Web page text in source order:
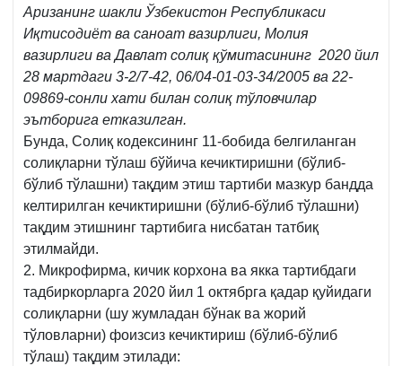
Аризанинг шакли Ўзбекистон Республикаси
Иқтисодиёт ва саноат вазирлиги, Молия
вазирлиги ва Давлат солиқ қўмитасининг 2020 йил
28 мартдаги 3-2/7-42, 06/04‑01‑03-34/2005 ва 22-
09869-сонли хати билан солиқ тўловчилар
эътборига етказилган.
Бунда, Солиқ кодексининг 11-бобида белгиланган
солиқларни тўлаш бўйича кечиктиришни (бўлиб-
бўлиб тўлашни) тақдим этиш тартиби мазкур бандда
келтирилган кечиктиришни (бўлиб-бўлиб тўлашни)
тақдим этишнинг тартибига нисбатан татбиқ
этилмайди.
2. Микрофирма, кичик корхона ва якка тартибдаги
тадбиркорларга 2020 йил 1 октябрга қадар қуйидаги
солиқларни (шу жумладан бўнак ва жорий
тўловларни) фоизсиз кечиктириш (бўлиб-бўлиб
тўлаш) тақдим этилади: